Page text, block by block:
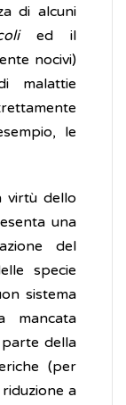
di alcuni
ed il
nocivi)
malattie
le
virtù dello
una
del
specie
sistema
mancata
della
(per
a